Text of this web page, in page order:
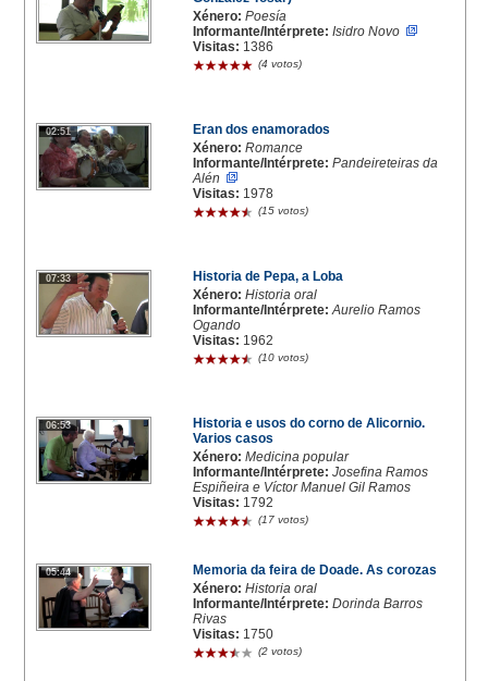
Xénero: Poesía
Informante/Intérprete: Isidro Novo
Visitas: 1386
(4 votos)
02:51
Eran dos enamorados
Xénero: Romance
Informante/Intérprete: Pandeireteiras da
Alén
Visitas: 1978
(15 votos)
07:33
Historia de Pepa, a Loba
Xénero: Historia oral
Informante/Intérprete: Aurelio Ramos
Ogando
Visitas: 1962
(10 votos)
06:53
Historia e usos do corno de Alicornio.
Varios casos
Xénero: Medicina popular
Informante/Intérprete: Josefina Ramos
Espiñeira e Víctor Manuel Gil Ramos
Visitas: 1792
(17 votos)
05:44
Memoria da feira de Doade. As corozas
Xénero: Historia oral
Informante/Intérprete: Dorinda Barros
Rivas
Visitas: 1750
(2 votos)